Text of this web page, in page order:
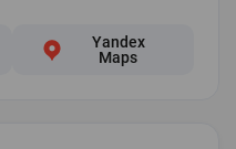
Yandex
Maps